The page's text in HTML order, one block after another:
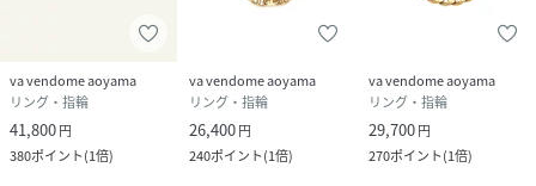
va vendome aoyama
リング・指輪
41,800円
380ポイント(1倍)
va vendome aoyama
リング・指輪
26,400円
240ポイント(1倍)
va vendome aoyama
リング・指輪
29,700円
270ポイント(1倍)